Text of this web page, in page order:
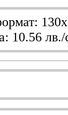
10.56 лв./